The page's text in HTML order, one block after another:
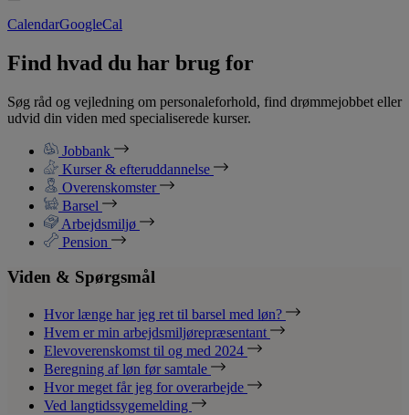
CalendarGoogleCal
Find hvad du har brug for
Søg råd og vejledning om personaleforhold, find drømmejobbet eller
udvid din viden med specialiserede kurser.
Jobbank
Kurser & efteruddannelse
Overenskomster
Barsel
Arbejdsmiljø
Pension
Viden & Spørgsmål
Hvor længe har jeg ret til barsel med løn?
Hvem er min arbejdsmiljørepræsentant
Elevoverenskomst til og med 2024
Beregning af løn før samtale
Hvor meget får jeg for overarbejde
Ved langtidssygemelding